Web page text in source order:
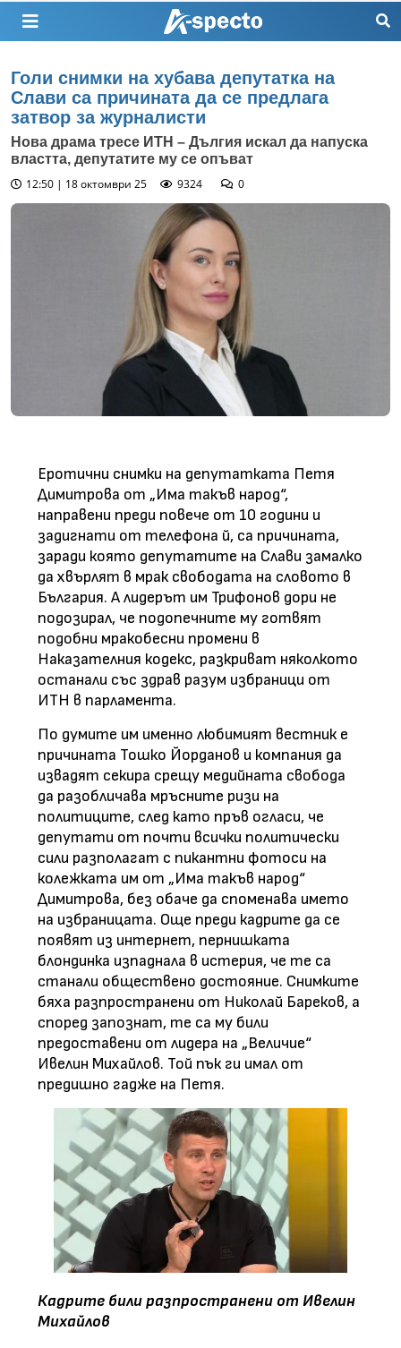
Голи снимки на хубава депутатка на
Слави са причината да се предлага
затвор за журналисти
Нова драма тресе ИТН – Дългия искал да напуска
властта, депутатите му се опъват
12:50 | 18 октомври 25
9324 0
Еротични снимки на депутатката Петя
Димитрова от „Има такъв народ“,
направени преди повече от 10 години и
задигнати от телефона й, са причината,
заради която депутатите на Слави замалко
да хвърлят в мрак свободата на словото в
България. А лидерът им Трифонов дори не
подозирал, че подопечните му готвят
подобни мракобесни промени в
Наказателния кодекс, разкриват няколкото
останали със здрав разум избраници от
ИТН в парламента.
По думите им именно любимият вестник е
причината Тошко Йорданов и компания да
извадят секира срещу медийната свобода
да разобличава мръсните ризи на
политиците, след като пръв огласи, че
депутати от почти всички политически
сили разполагат с пикантни фотоси на
колежката им от „Има такъв народ“
Димитрова, без обаче да споменава името
на избраницата. Още преди кадрите да се
появят из интернет, пернишката
блондинка изпаднала в истерия, че те са
станали обществено достояние. Снимките
бяха разпространени от Николай Бареков, а
според запознат, те са му били
предоставени от лидера на „Величие“
Ивелин Михайлов. Той пък ги имал от
предишно гадже на Петя.
Кадрите били разпространени от Ивелин
Михайлов